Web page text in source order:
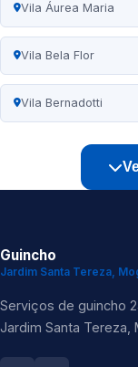
Vila Áurea Maria
Vila Bela Flor
Vila Bernadotti
Guincho
Jardim Santa Tereza,
Serviços de guincho
Jardim Santa Tereza,